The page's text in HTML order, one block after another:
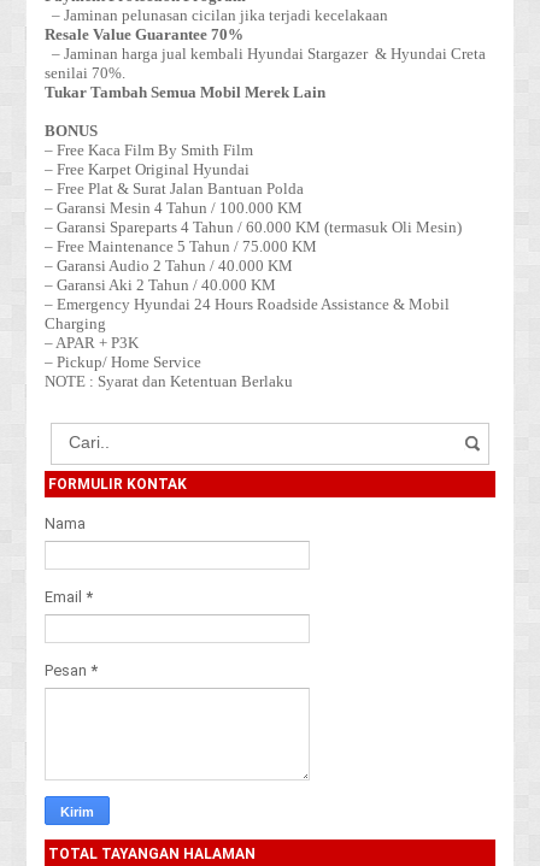
– Jaminan pelunasan cicilan jika terjadi kecelakaan
Resale Value Guarantee 70%
– Jaminan harga jual kembali Hyundai Stargazer & Hyundai Creta
senilai 70%.
Tukar Tambah Semua Mobil Merek Lain
BONUS
– Free Kaca Film By Smith Film
– Free Karpet Original Hyundai
– Free Plat & Surat Jalan Bantuan Polda
– Garansi Mesin 4 Tahun / 100.000 KM
– Garansi Spareparts 4 Tahun / 60.000 KM (termasuk Oli Mesin)
– Free Maintenance 5 Tahun / 75.000 KM
– Garansi Audio 2 Tahun / 40.000 KM
– Garansi Aki 2 Tahun / 40.000 KM
– Emergency Hyundai 24 Hours Roadside Assistance & Mobil
Charging
– APAR + P3K
– Pickup/ Home Service
NOTE : Syarat dan Ketentuan Berlaku
FORMULIR KONTAK
Nama
Email*
Pesan*
TOTAL TAYANGAN HALAMAN